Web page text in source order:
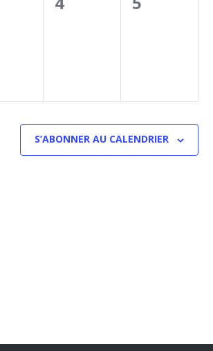
S’ABONNER AU CALENDRIER